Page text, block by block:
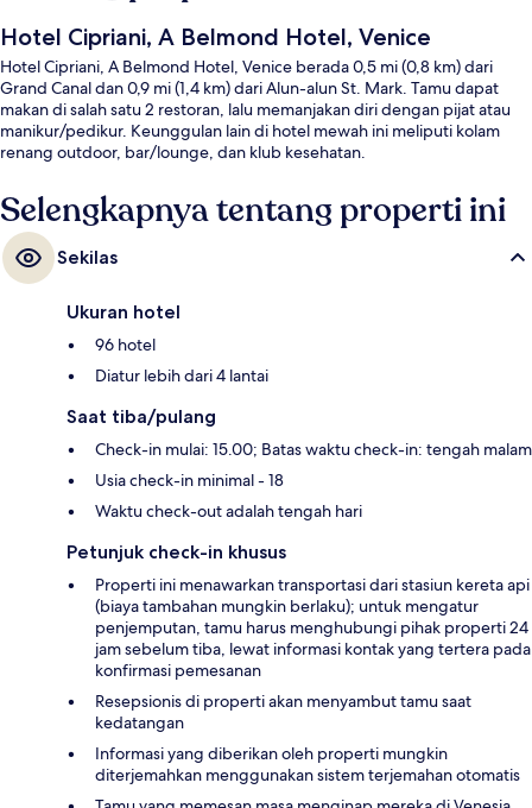
Hotel Cipriani, A Belmond Hotel, Venice
Hotel Cipriani, A Belmond Hotel, Venice berada 0,5 mi (0,8 km) dari
Grand Canal dan 0,9 mi (1,4 km) dari Alun-alun St. Mark. Tamu dapat
makan di salah satu 2 restoran, lalu memanjakan diri dengan pijat atau
manikur/pedikur. Keunggulan lain di hotel mewah ini meliputi kolam
renang outdoor, bar/lounge, dan klub kesehatan.
Selengkapnya tentang properti ini
Sekilas
Ukuran hotel
96 hotel
Diatur lebih dari 4 lantai
Saat tiba/pulang
Check-in mulai: 15.00; Batas waktu check-in: tengah malam
Usia check-in minimal - 18
Waktu check-out adalah tengah hari
Petunjuk check-in khusus
Properti ini menawarkan transportasi dari stasiun kereta api
(biaya tambahan mungkin berlaku); untuk mengatur
penjemputan, tamu harus menghubungi pihak properti 24
jam sebelum tiba, lewat informasi kontak yang tertera pada
konfirmasi pemesanan
Resepsionis di properti akan menyambut tamu saat
kedatangan
Informasi yang diberikan oleh properti mungkin
diterjemahkan menggunakan sistem terjemahan otomatis